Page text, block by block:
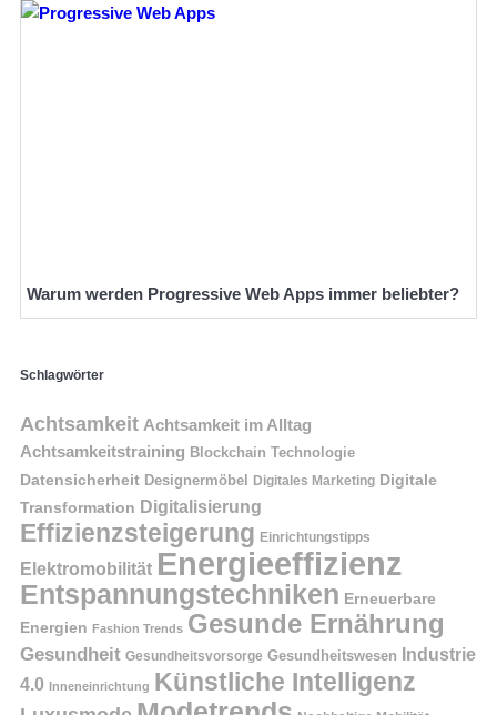
Warum werden Progressive Web Apps immer beliebter?
Schlagwörter
Achtsamkeit Achtsamkeit im Alltag
Achtsamkeitstraining Blockchain Technologie
Datensicherheit Designermöbel Digitales Marketing Digitale
Transformation Digitalisierung
Effizienzsteigerung Einrichtungstipps
Elektromobilität Energieeffizienz
Entspannungstechniken Erneuerbare
Energien Fashion Trends Gesunde Ernährung
Gesundheit Gesundheitsvorsorge Gesundheitswesen Industrie
4.0
Inneneinrichtung Künstliche Intelligenz